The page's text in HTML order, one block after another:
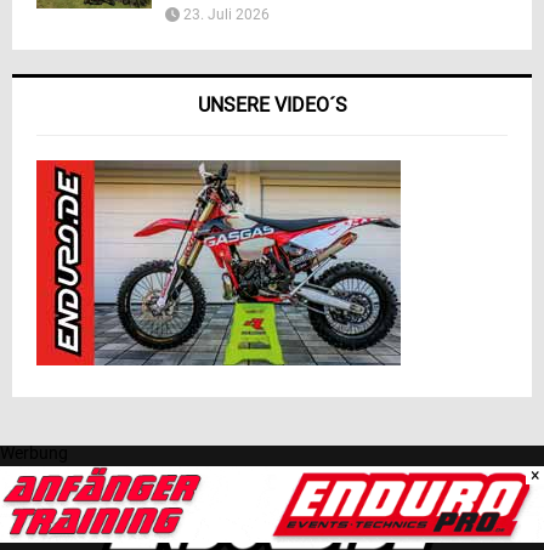
23. Juli 2026
UNSERE VIDEO´S
Werbung
×